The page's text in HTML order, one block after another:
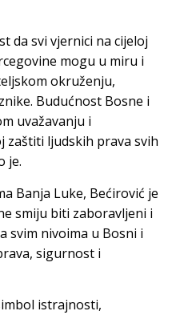
da svi vjernici na cijeloj
mogu u miru i
okruženju,
Budućnost Bosne i
uvažavanju i
zaštiti ljudskih prava svih
je.
Banja Luke, Bećirović je
smiju biti zaboravljeni i
svim nivoima u Bosni i
sigurnost i
istrajnosti,